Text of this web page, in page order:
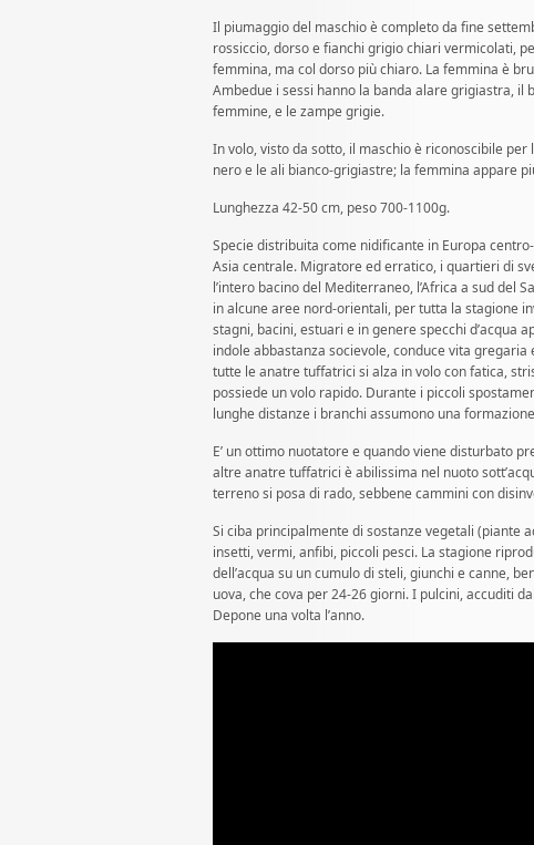
Il piumaggio del maschio è completo da fine
rossiccio, dorso e fianchi grigio chiari vermicolati,
femmina, ma col dorso più chiaro. La femmina è
Ambedue i sessi hanno la banda alare grigiastra, il
femmine, e le zampe grigie.
In volo, visto da sotto, il maschio è riconoscibile
nero e le ali bianco-grigiastre; la femmina appare
Lunghezza 42-50 cm, peso 700-1100g.
Specie distribuita come nidificante in Europa
Asia centrale. Migratore ed erratico, i quartieri di
l’intero bacino del Mediterraneo, l’Africa a sud del
in alcune aree nord-orientali, per tutta la stagione
stagni, bacini, estuari e in genere specchi d’acqua
indole abbastanza socievole, conduce vita
tutte le anatre tuffatrici si alza in volo con fatica,
possiede un volo rapido. Durante i piccoli
lunghe distanze i branchi assumono una
E’ un ottimo nuotatore e quando viene disturbato
altre anatre tuffatrici è abilissima nel nuoto
terreno si posa di rado, sebbene cammini con
Si ciba principalmente di sostanze vegetali (piante
insetti, vermi, anfibi, piccoli pesci. La stagione
dell’acqua su un cumulo di steli, giunchi e canne,
uova, che cova per 24-26 giorni. I pulcini, accuditi
Depone una volta l’anno.